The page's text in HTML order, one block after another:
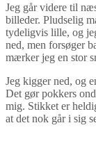
Jeg går videre til
billeder. Pludselig
tydeligvis lille, og
ned, men forsøger
mærker jeg en stor
Jeg kigger ned, og
Det gør pokkers
mig. Stikket er
at det nok går i sig